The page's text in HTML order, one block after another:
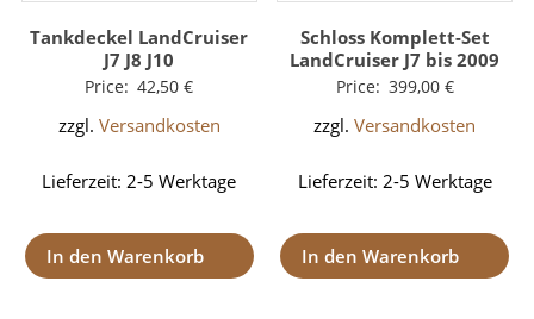
Tankdeckel LandCruiser
J7 J8 J10
Price: 42,50€
zzgl. Versandkosten
Lieferzeit:2-5 Werktage
In den Warenkorb
Schloss Komplett-Set
LandCruiser J7 bis 2009
Price: 399,00 €
zzgl.Versandkosten
Lieferzeit: 2-5 Werktage
In den Warenkorb